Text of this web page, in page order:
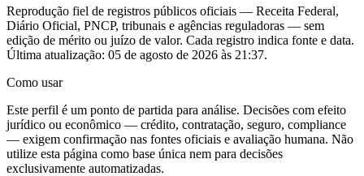
Reprodução fiel de registros públicos oficiais — Receita Federal,
Diário Oficial, PNCP, tribunais e agências reguladoras — sem
edição de mérito ou juízo de valor. Cada registro indica fonte e data.
Última atualização: 05 de agosto de 2026 às 21:37.
Como usar
Este perfil é um ponto de partida para análise. Decisões com efeito
jurídico ou econômico — crédito, contratação, seguro, compliance
— exigem confirmação nas fontes oficiais e avaliação humana. Não
utilize esta página como base única nem para decisões
exclusivamente automatizadas.